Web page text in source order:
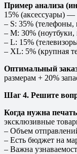
Пример анализа
15% (аксессуары)
– S: 35%
– M: 30%
– L: 15%
– XL: 5% (крупная
Оптимальный
размерам + 20%
Шаг 4. Решите
Когда нужна
эксклюзивные
– Объем
– Есть бюджет на
– Важна